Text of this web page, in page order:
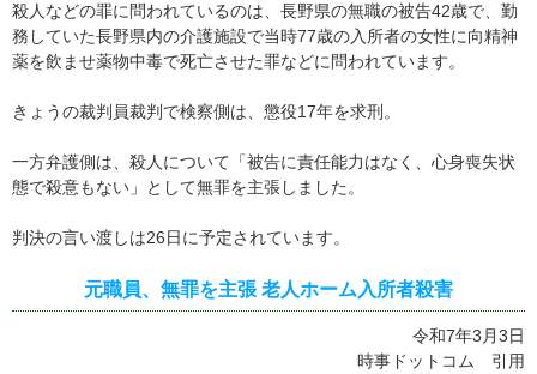
殺人などの罪に問われているのは、長野県の無職の被告42歳で、勤
務していた長野県内の介護施設で当時77歳の入所者の女性に向精神
薬を飲ませ薬物中毒で死亡させた罪などに問われています。
きょうの裁判員裁判で検察側は、懲役17年を求刑。
一方弁護側は、殺人について「被告に責任能力はなく、心身喪失状
態で殺意もない」として無罪を主張しました。
判決の言い渡しは26日に予定されています。
元職員、無罪を主張 老人ホーム入所者殺害
令和7年3月3日
時事ドットコム 引用